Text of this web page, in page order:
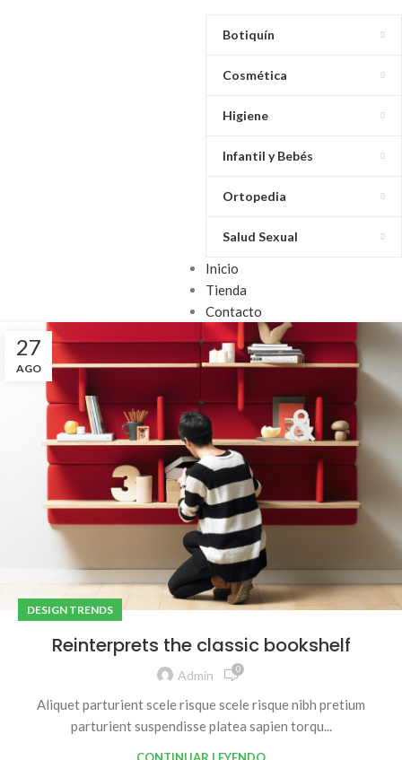
Botiquín
Cosmética
Higiene
Infantil y Bebés
Ortopedia
Salud Sexual
Inicio
Tienda
Contacto
27
AGO
DESIGN TRENDS
Reinterprets the classic bookshelf
Admin 0
Aliquet parturient scele risque scele risque nibh pretium
parturient suspendisse platea sapien torqu...
CONTINUAR LEYENDO